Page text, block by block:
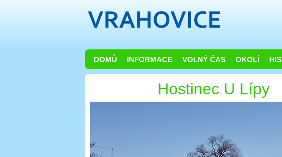
DOMŮ INFORMACE VOLNÝ ČAS OKOLÍ
Hostinec U Lípy